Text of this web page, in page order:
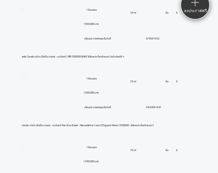
1,590,000 บาท
1 ห้องนอน
33 m² ชั้น 6
เลื่อนประกาศล่าสุดเมื่อวันที่ 6/7/69 14:52
sale Condo ปาร์ค เอ็กซ์โอ เกษตร - นวมินทร์ 1 BR 1590000 BAHT ไม่ไกลจาก ช็อกโกแลต วิลล์ ทรัพย์ดี ๆ
1,590,000 บาท
1 ห้องนอน
33 m² ชั้น 6
เลื่อนประกาศล่าสุดเมื่อวันที่ 29/4/69 14:01
condo. ปาร์ค เอ็กซ์โอ เกษตร - นวมินทร์ Parc Exo Kaset - Navamintra 1 นอน 33Square Meter 1590000 - ไม่ไกลจาก ช็อกโกแลต วิ
1,590,000 บาท
1 ห้องนอน
33 m² ชั้น 6
ลงประกาศฟรี